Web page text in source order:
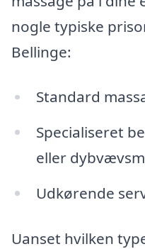
nogle typiske
Bellinge:
Standard
Specialiseret
eller
Udkørende
Uanset hvilken